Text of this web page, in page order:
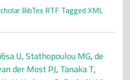
BibTex RTF Tagged XML
U,Stathopoulou MG,de
der Most PJ, Tanaka T,